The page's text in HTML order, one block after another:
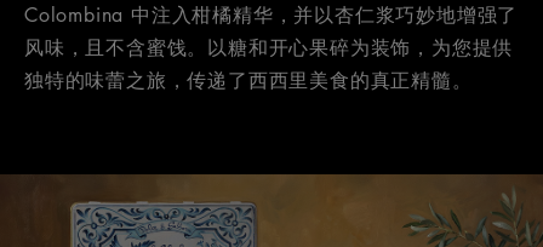
Colombina 中注入柑橘精华，并以杏仁浆巧妙地增强了
风味，且不含蜜饯。以糖和开心果碎为装饰，为您提供
独特的味蕾之旅，传递了西西里美食的真正精髓。